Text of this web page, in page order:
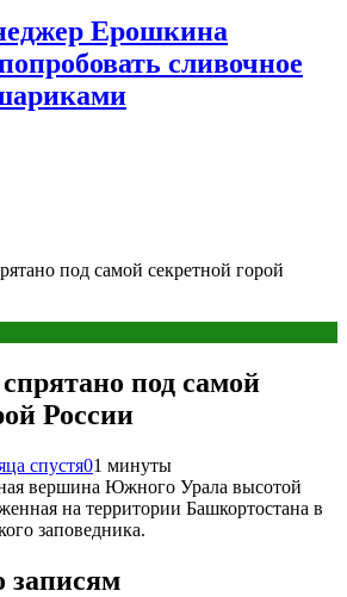
Ерошкина
сливочное
под самой секретной горой
под самой
России
спустя01 минуты
вершина Южного Урала высотой
на территории Башкортостана в
заповедника.
записям